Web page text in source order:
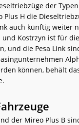
der
Plus H die
auch künftig weiter
und Kostrzyn ist für
und die Pesa Link
können, behält
der Mireo Plus B